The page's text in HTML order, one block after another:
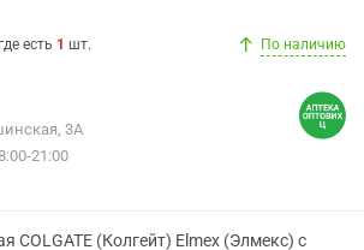
есть 1 шт. По наличию
3А
21:00
COLGATE (Колгейт) Elmex (Элмекс) с